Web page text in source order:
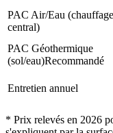
PAC Air/Eau (chauffage
central)
PAC Géothermique
(sol/eau)Recommandé
Entretien annuel
* Prix relevés en 2026